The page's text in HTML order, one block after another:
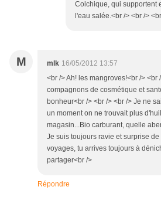
Colchique, qui supportent
l'eau salée.<br /> <br />
M mlk 16/05/2012 13:57
<br /> Ah! les mangroves!<br /> <br
compagnons de cosmétique et
bonheur<br /> <br /> <br /> Je ne
un moment on ne trouvait plus
magasin...Bio carburant, quelle
Je suis toujours ravie et surprise
voyages, tu arrives toujours à
partager<br />
Répondre